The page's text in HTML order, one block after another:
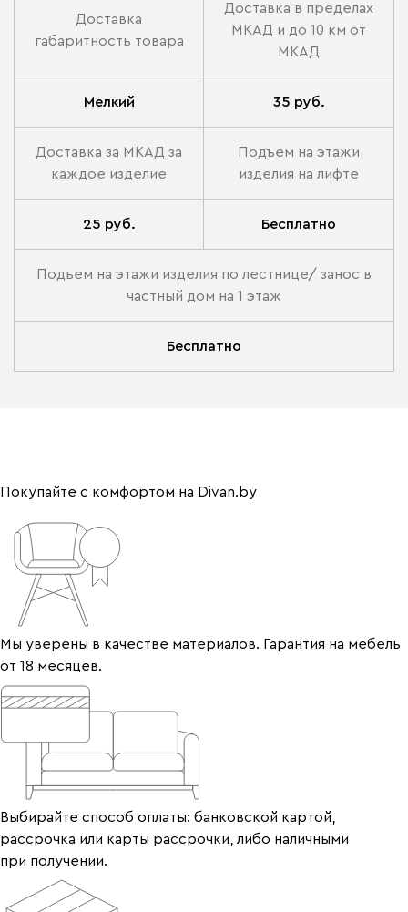
Доставка
габаритность товара
Доставка в пределах
МКАД и до 10 км от
МКАД
Мелкий 35 руб.
Доставка за МКАД за
каждое изделие
Подъем на этажи
изделия на лифте
25 руб. Бесплатно
Подъем на этажи изделия по лестнице/ занос в
частный дом на 1 этаж
Бесплатно
Покупайте с комфортом на Divan.by
Мы уверены в качестве материалов. Гарантия на мебель
от 18 месяцев.
Выбирайте способ оплаты: банковской картой,
рассрочка или карты рассрочки, либо наличными
при получении.